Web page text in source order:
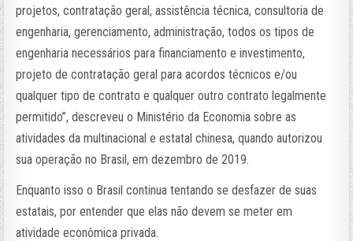
projetos, contratação geral, assistência técnica, consultoria de
engenharia, gerenciamento, administração, todos os tipos de
engenharia necessários para financiamento e investimento,
projeto de contratação geral para acordos técnicos e/ou
qualquer tipo de contrato e qualquer outro contrato legalmente
permitido”, descreveu o Ministério da Economia sobre as
atividades da multinacional e estatal chinesa, quando autorizou
sua operação no Brasil, em dezembro de 2019.
Enquanto isso o Brasil continua tentando se desfazer de suas
estatais, por entender que elas não devem se meter em
atividade econômica privada.